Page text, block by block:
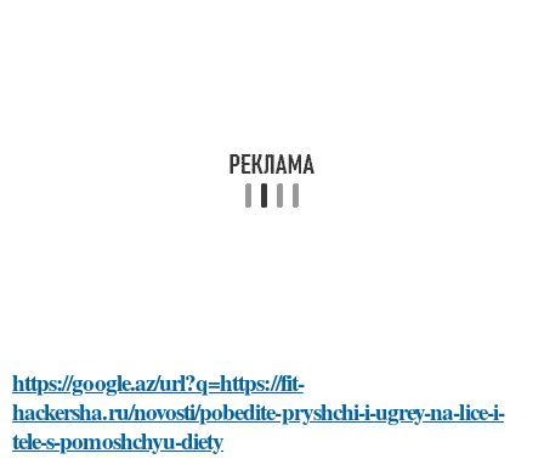
https://google.az/url?q=https://fit-
hackersha.ru/novosti/pobedite-pryshchi-i-ugrey-na-lice-i-
tele-s-pomoshchyu-diety